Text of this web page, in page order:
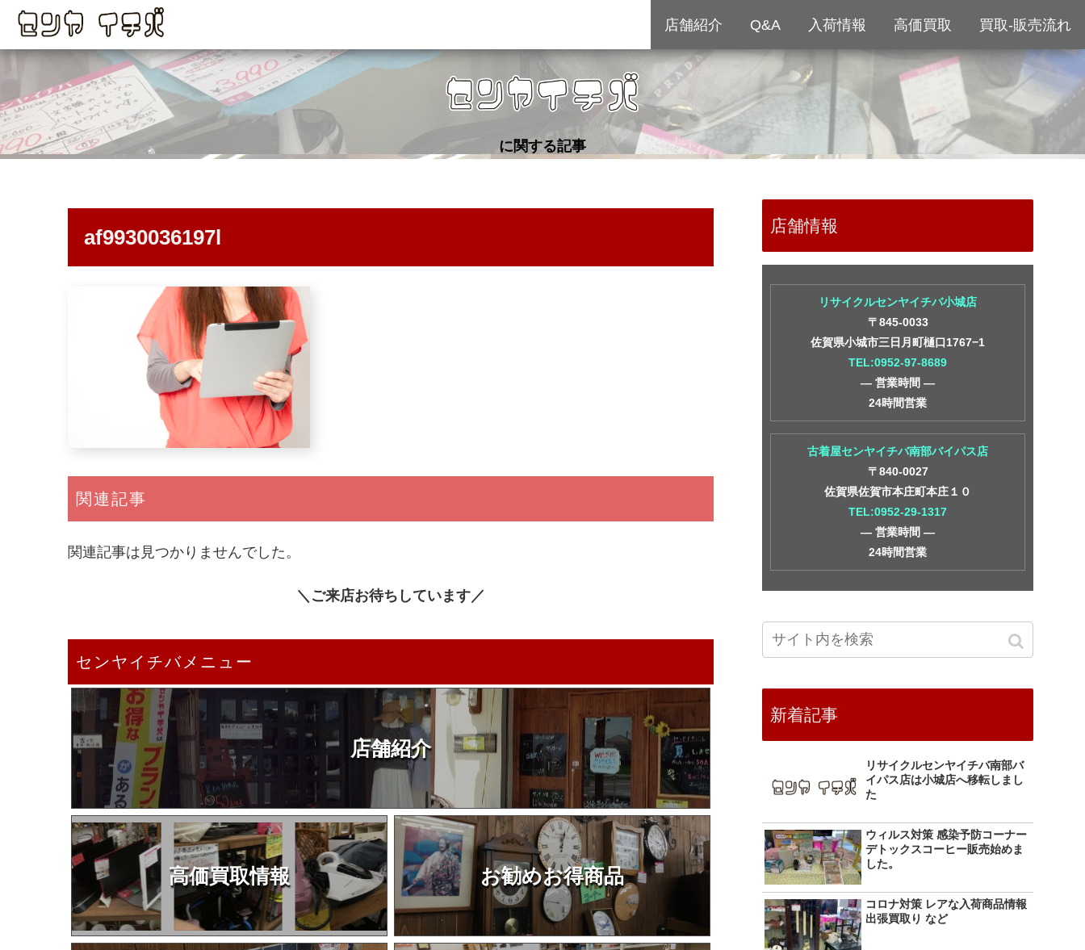
に関する記事
af9930036197l
関連記事
関連記事は見つかりませんでした。
＼ご来店お待ちしています／
センヤイチバメニュー
店舗紹介
高価買取情報 お勧めお得商品
店舗情報
リサイクルセンヤイチバ小城店
〒845-0033
佐賀県小城市三日月町樋口1767−1
TEL:0952-97-8689
― 営業時間 ―
24時間営業
古着屋センヤイチバ南部バイパス店
〒840-0027
佐賀県佐賀市本庄町本庄１０
TEL:0952-29-1317
― 営業時間 ―
24時間営業
新着記事
リサイクルセンヤイチバ南部バ
イパス店は小城店へ移転しまし
た
ウィルス対策 感染予防コーナー
デトックスコーヒー販売始めま
した。
コロナ対策 レアな入荷商品情報
出張買取り など
店舗紹介 Q&A 入荷情報 高価買取 買取-販売流れ